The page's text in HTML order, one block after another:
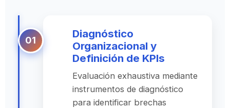
Diagnóstico
Organizacional y
Definición de KPIs
Evaluación exhaustiva mediante
instrumentos de diagnóstico
para identificar brechas